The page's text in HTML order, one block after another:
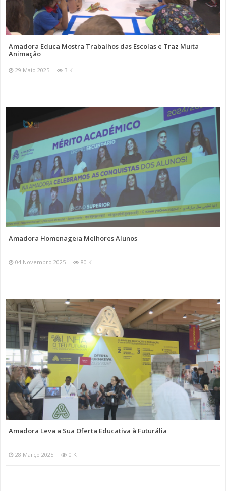
Amadora Educa Mostra Trabalhos das Escolas e Traz Muita
Animação
29 Maio 2025 3 K
Amadora Homenageia Melhores Alunos
04 Novembro 2025 80 K
Amadora Leva a Sua Oferta Educativa à Futurália
28 Março 2025 0 K